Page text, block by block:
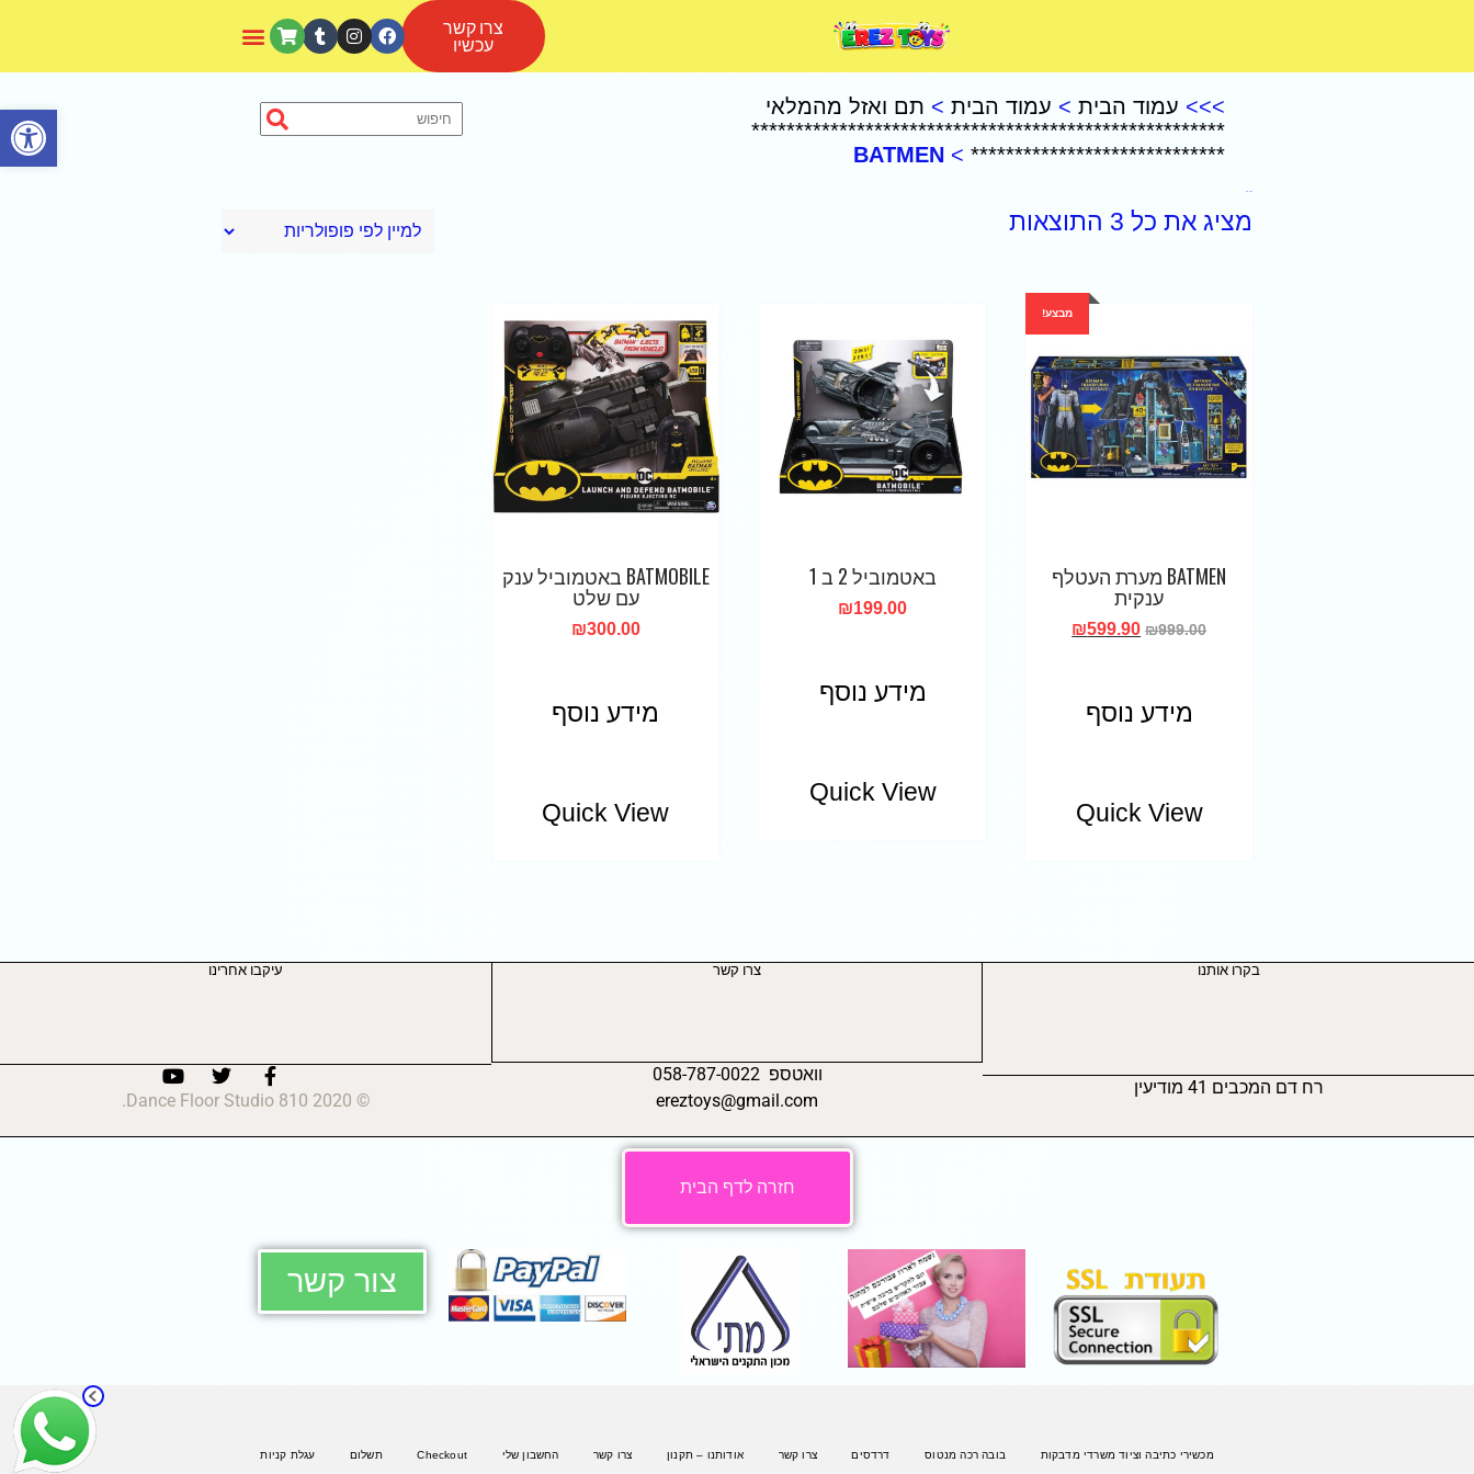
פתח סרגל נגישות
צרו קשר
עכשיו
>>> עמוד הבית > עמוד הבית > תם ואזל מהמלאי
******************************************************
*****************************
>
BATMEN
מציג את כל 3 התוצאות
מבצע!
BATMEN מערת העטלף
ענקית
₪999.00
₪599.90
מידע נוסף
Quick View
באטמוביל 2 ב 1
₪199.00
מידע נוסף
Quick View
BATMOBILE באטמוביל ענק
עם שלט
₪300.00
מידע נוסף
Quick View
בקרו אותנו
רח דם המכבים 41 מודיעין
צרו קשר
וואטספ 058-787-0022
ereztoys@gmail.com
עיקבו אחרינו
© 2020 810 Dance Floor Studio.
חזרה לדף הבית
צור קשר
מכשירי כתיבה וציוד משרדי מדבקות בובה רכה מנטוס דרדסים צרו קשר אודותנו – תקנון צרו קשר החשבון שלי Checkout תשלום עגלת קניות